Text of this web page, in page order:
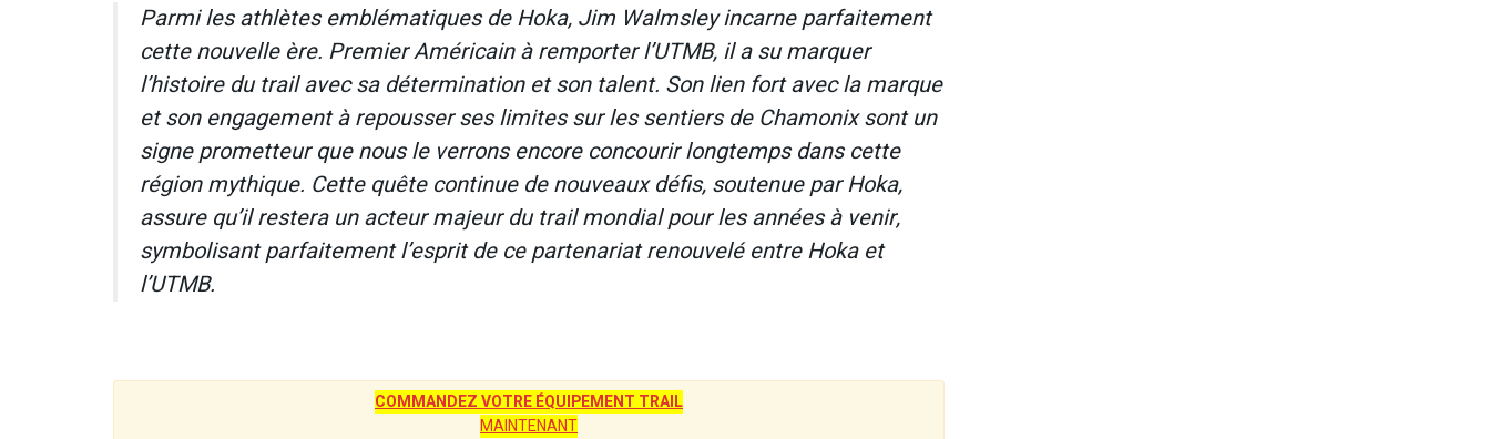
Parmi les athlètes emblématiques de Hoka, Jim Walmsley incarne parfaitement
cette nouvelle ère. Premier Américain à remporter l’UTMB, il a su marquer
l’histoire du trail avec sa détermination et son talent. Son lien fort avec la marque
et son engagement à repousser ses limites sur les sentiers de Chamonix sont un
signe prometteur que nous le verrons encore concourir longtemps dans cette
région mythique. Cette quête continue de nouveaux défis, soutenue par Hoka,
assure qu’il restera un acteur majeur du trail mondial pour les années à venir,
symbolisant parfaitement l’esprit de ce partenariat renouvelé entre Hoka et
l’UTMB.
COMMANDEZ VOTRE ÉQUIPEMENT TRAIL
MAINTENANT